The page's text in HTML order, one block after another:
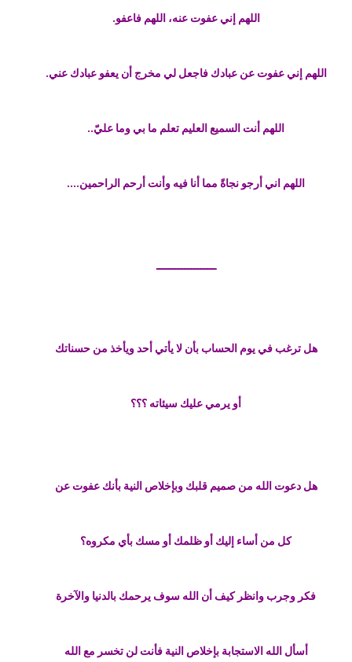
اللهم إني عفوت عنه، اللهم فاعفو.
اللهم إني عفوت عن عبادك فاجعل لي مخرج أن يعفو عبادك عني.
اللهم أنت السميع العليم تعلم ما بي وما عليّ..
اللهم اني أرجو نجاةً مما أنا فيه وأنت أرحم الراحمين....
ـــــــــــــــــــ
هل ترغب في يوم الحساب بأن لا يأتي أحد ويأخذ من حسناتك
أو يرمي عليك سيئاته ؟؟؟
هل دعوت الله من صميم قلبك وبإخلاص النية بأنك عفوت عن
كل من أساء إليك أو ظلمك أو مسك بأي مكروه؟
فكر وجرب وانظر كيف أن الله سوف يرحمك بالدنيا والآخرة
أسأل الله الاستجابة بإخلاص النية فأنت لن تخسر مع الله